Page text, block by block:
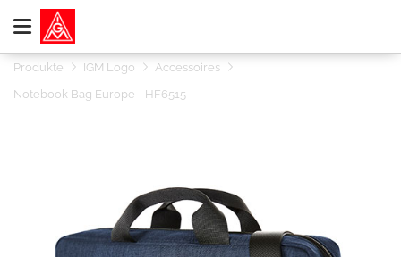
Produkte IGM Logo
Accessoires
Notebook Bag Europe - HF6515